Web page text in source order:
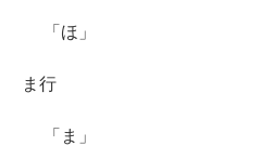
「ほ」
ま行
「ま」